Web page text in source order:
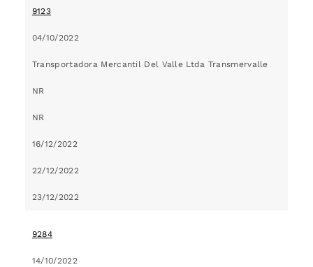
9123
04/10/2022
Transportadora Mercantil Del Valle Ltda Transmervalle
NR
NR
16/12/2022
22/12/2022
23/12/2022
9284
14/10/2022